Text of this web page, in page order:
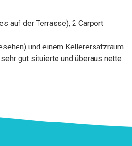
auf der Terrasse), 2 Carport
und einem Kellerersatzraum.
gut situierte und überaus nette